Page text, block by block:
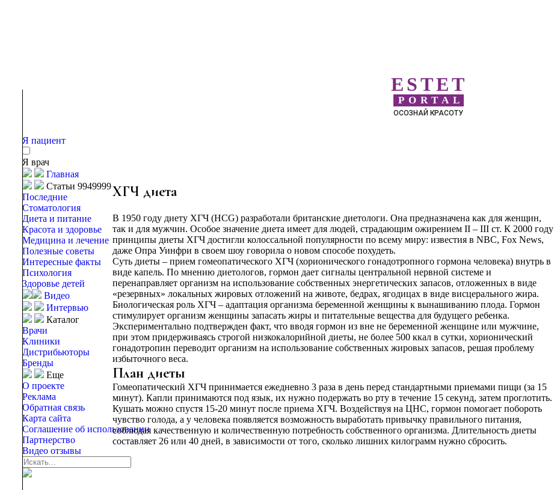
ESTET
PORTAL
ОСОЗНАЙ КРАСОТУ
Я пациент
Я врач
Главная
Статьи 9949999
Последние
Стоматология
Диета и питание
Красота и здоровье
Медицина и лечение
Полезные советы
Интересные факты
Психология
Здоровье детей
Видео
Интервью
Каталог
Врачи
Клиники
Дистрибьюторы
Бренды
Еще
О проекте
Реклама
Обратная связь
Карта сайта
Соглашение об использовании
Партнерство
Видео отзывы
ХГЧ диета
В 1950 году диету ХГЧ (HCG) разработали британские диетологи. Она предназначена как для женщин,
так и для мужчин. Особое значение диета имеет для людей, страдающим ожирением II – III ст. К 2000 году
принципы диеты ХГЧ достигли колоссальной популярности по всему миру: известия в NBC, Fox News,
даже Опра Уинфри в своем шоу говорила о новом способе похудеть.
Суть диеты – прием гомеопатического ХГЧ (хорионического гонадотропного гормона человека) внутрь в
виде капель. По мнению диетологов, гормон дает сигналы центральной нервной системе и
перенаправляет организм на использование собственных энергетических запасов, отложенных в виде
«резервных» локальных жировых отложений на животе, бедрах, ягодицах в виде висцерального жира.
Биологическая роль ХГЧ – адаптация организма беременной женщины к вынашиванию плода. Гормон
стимулирует организм женщины запасать жиры и питательные вещества для будущего ребенка.
Экспериментально подтвержден факт, что вводя гормон из вне не беременной женщине или мужчине,
при этом придерживаясь строгой низкокалорийной диеты, не более 500 ккал в сутки, хорионический
гонадотропин переводит организм на использование собственных жировых запасов, решая проблему
избыточного веса.
План диеты
Гомеопатический ХГЧ принимается ежедневно 3 раза в день перед стандартными приемами пищи (за 15
минут). Капли принимаются под язык, их нужно подержать во рту в течение 15 секунд, затем проглотить.
Кушать можно спустя 15-20 минут после приема ХГЧ. Воздействуя на ЦНС, гормон помогает побороть
чувство голода, а у человека появляется возможность выработать привычку правильного питания,
соблюдая качественную и количественную потребность собственного организма. Длительность диеты
составляет 26 или 40 дней, в зависимости от того, сколько лишних килограмм нужно сбросить.